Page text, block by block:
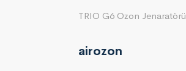
TRIO G6 Ozon Jenaratörü
airozon